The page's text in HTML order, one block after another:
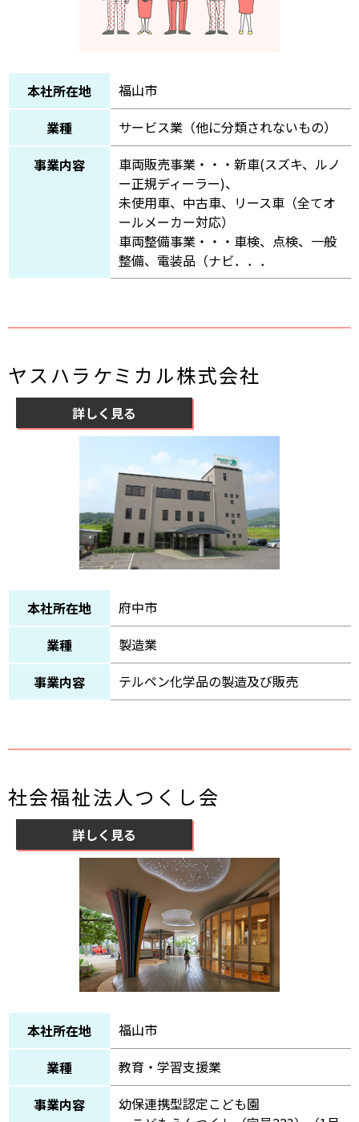
本社所在地
福山市
業種
サービス業（他に分類されないもの）
事業内容
車両販売事業・・・新車(スズキ、ルノ
ー正規ディーラー)、
未使用車、中古車、リース車（全てオ
ールメーカー対応）
車両整備事業・・・車検、点検、一般
整備、電装品（ナビ．．．
ヤスハラケミカル株式会社
詳しく見る
本社所在地
府中市
業種
製造業
事業内容
テルペン化学品の製造及び販売
社会福祉法人つくし会
詳しく見る
本社所在地
福山市
業種
教育・学習支援業
事業内容
幼保連携型認定こども園